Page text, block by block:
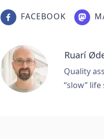
FACEBOOK
Ruarí
Quality
“slow” life